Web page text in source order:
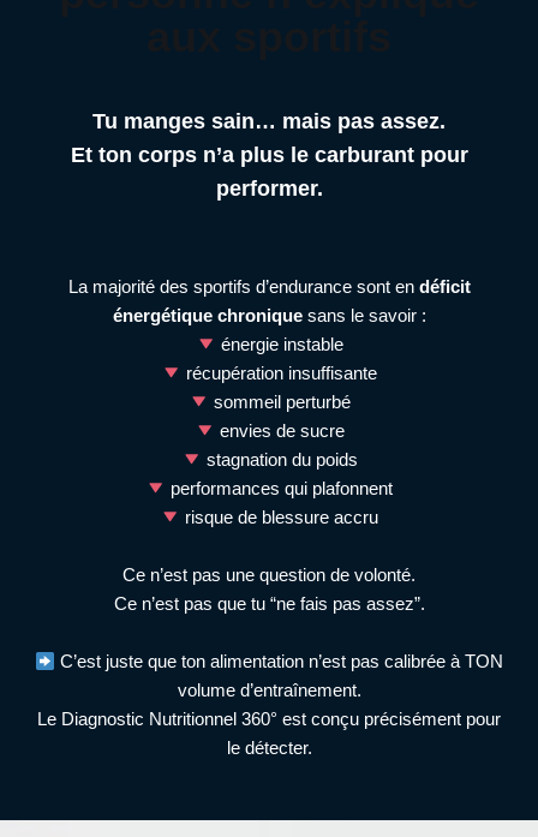
Tu manges sain… mais pas assez.
Et ton corps n’a plus le carburant pour
performer.
La majorité des sportifs d’endurance sont en déficit
énergétique chroniquesans le savoir :
énergie instable
récupération insuffisante
sommeil perturbé
envies de sucre
stagnation du poids
performances qui plafonnent
risque de blessure accru
Ce n’est pas une question de volonté.
Ce n’est pas que tu “ne fais pas assez”.
C’est juste que ton alimentation n’est pas calibrée à TON
volume d’entraînement.
Le Diagnostic Nutritionnel 360° est conçu précisément pour
le détecter.